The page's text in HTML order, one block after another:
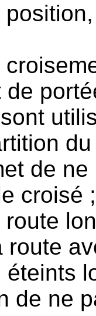
de
de
croisé ;
route
éteints
de ne